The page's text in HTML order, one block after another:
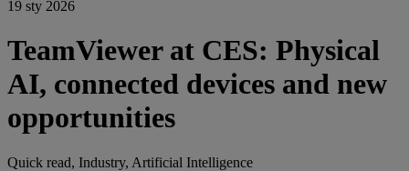
19 sty 2026
TeamViewer at CES: Physical
AI, connected devices and new
opportunities
Quick read, Industry, Artificial Intelligence